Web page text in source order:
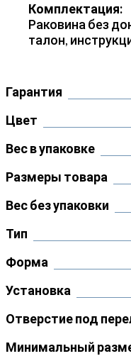
Комплектация:
Раковина без
талон,
Гарантия
Цвет
Вес в упаковке
Размеры товара
Вес без упаковки
Тип
Форма
Установка
Отверстие под
Минимальный